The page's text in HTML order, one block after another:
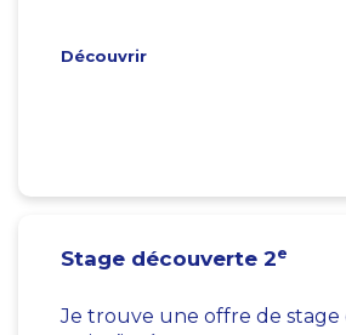
Découvrir
Stage découverte 2e
Je trouve une offre de stage